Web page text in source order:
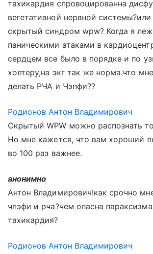
тахикардия спровоцированна
вегетативной нервной
скрытый синдром wpw? Когда я
паническими атаками в
сердцем все было в порядке и по
холтеру,на экг так же норма.что
делать РЧА и Чэпфи??
Родионов Антон Владимирович
Скрытый WPW можно распознать
Но мне кажется, что вам хороший
во 100 раз важнее.
анонимно
Антон Владимирович!как срочно
чпэфи и рча?чем опасна
тахикардия?
Родионов Антон Владимирович